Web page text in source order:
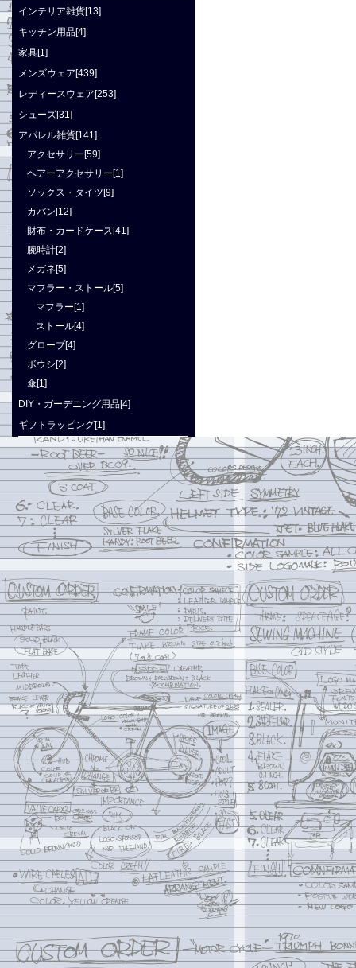
インテリア雑貨[13]
キッチン用品[4]
家具[1]
メンズウェア[439]
レディースウェア[253]
シューズ[31]
アパレル雑貨[141]
アクセサリー[59]
ヘアーアクセサリー[1]
ソックス・タイツ[9]
カバン[12]
財布・カードケース[41]
腕時計[2]
メガネ[5]
マフラー・ストール[5]
マフラー[1]
ストール[4]
グローブ[4]
ボウシ[2]
傘[1]
DIY・ガーデニング用品[4]
ギフトラッピング[1]